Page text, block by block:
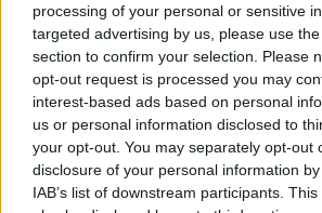
processing of your personal or sensitive
targeted advertising by us, please use
section to confirm your selection. Please
opt-out request is processed you may
interest-based ads based on personal
us or personal information disclosed to
your opt-out. You may separately opt-out
disclosure of your personal information
IAB’s list of downstream participants.
Staran luetuimmat